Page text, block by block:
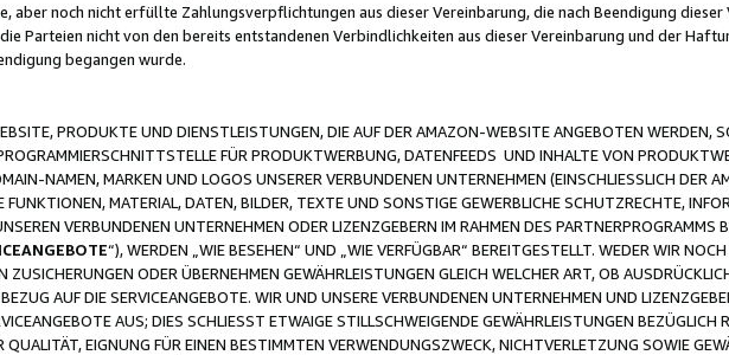
aber noch nicht erfüllte Zahlungsverpflichtungen aus dieser Vereinbarung, die nach Beendigung
Parteien nicht von den bereits entstandenen Verbindlichkeiten aus dieser Vereinbarung und der
begangen wurde.
PRODUKTE UND DIENSTLEISTUNGEN, DIE AUF DER AMAZON-WEBSITE ANGEBOTEN WERDEN,
FÜR PRODUKTWERBUNG, DATENFEEDS UND INHALTE VON
NAMEN, MARKEN UND LOGOS UNSERER VERBUNDENEN UNTERNEHMEN (EINSCHLIESSLICH DER
MATERIAL, DATEN, BILDER, TEXTE UND SONSTIGE GEWERBLICHE SCHUTZRECHTE,
VERBUNDENEN UNTERNEHMEN ODER LIZENZGEBERN IM RAHMEN DES PARTNERPROGRAMMS
“), WERDEN „WIE BESEHEN“ UND „WIE VERFÜGBAR“ BEREITGESTELLT. WEDER WIR
ZUSICHERUNGEN ODER ÜBERNEHMEN GEWÄHRLEISTUNGEN GLEICH WELCHER ART, OB
AUF DIE SERVICEANGEBOTE. WIR UND UNSERE VERBUNDENEN UNTERNEHMEN UND
AUS; DIES SCHLIESST ETWAIGE STILLSCHWEIGENDE GEWÄHRLEISTUNGEN BEZÜGLICH
EIGNUNG FÜR EINEN BESTIMMTEN VERWENDUNGSZWECK, NICHTVERLETZUNG SOWIE